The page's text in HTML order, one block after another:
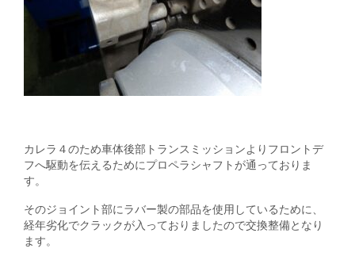
カレラ４のため車体後部トランスミッションよりフロントデ
フへ駆動を伝えるためにプロペラシャフトが通っておりま
す。
そのジョイント部にラバー製の部品を使用しているために、
経年劣化でクラックが入っておりましたので交換整備となり
ます。